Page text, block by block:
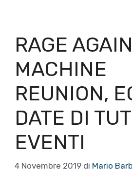
RAGE
MACHINE
REUNION,
DATE DI
EVENTI
4 Novembre 2019 di Mario